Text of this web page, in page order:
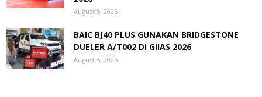
August 5, 2026
BAIC BJ40 PLUS GUNAKAN BRIDGESTONE
DUELER A/T002 DI GIIAS 2026
August 5, 2026